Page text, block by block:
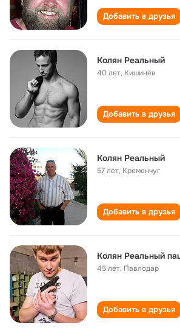
Добавить в друзья
Колян Реальный
40 лет, Кишинёв
Добавить в друзья
Колян Реальный
57 лет, Кременчуг
Добавить в друзья
Колян Реальный
45 лет, Павлодар
Добавить в друзья